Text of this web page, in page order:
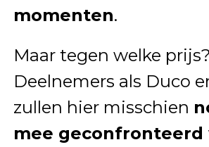
momenten.
Maar tegen welke prijs?
Deelnemers als Duco
zullen hier misschien
mee geconfronteerd